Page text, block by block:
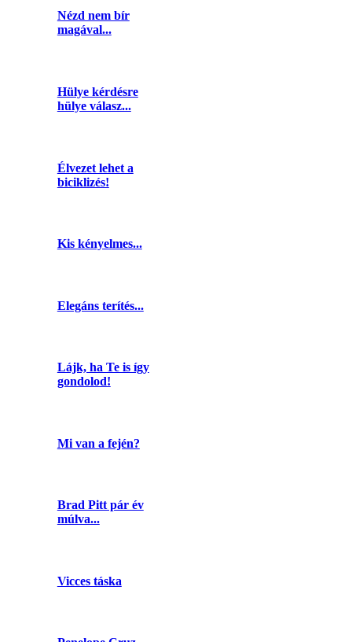
Nézd nem bír
magával...
Hülye kérdésre
hülye válasz...
Élvezet lehet a
biciklizés!
Kis kényelmes...
Elegáns terítés...
Lájk, ha Te is így
gondolod!
Mi van a fején?
Brad Pitt pár év
múlva...
Vicces táska